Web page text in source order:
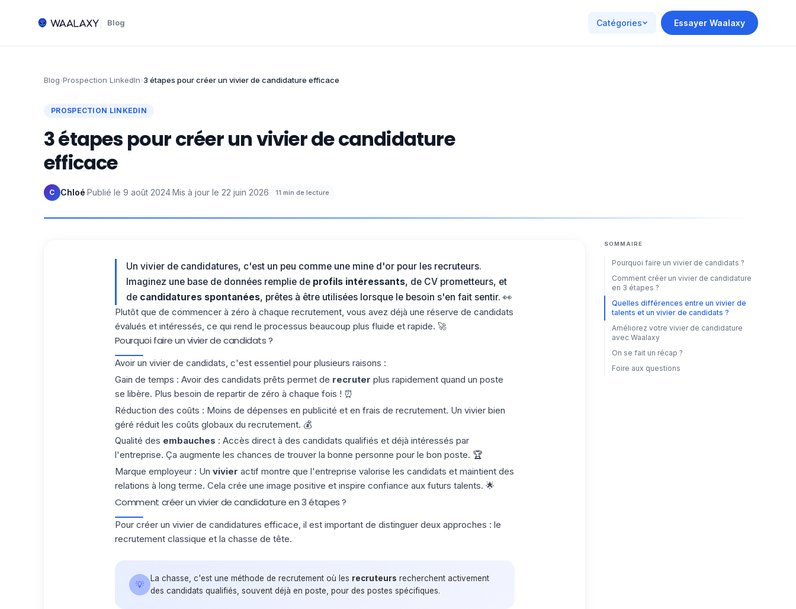
Blog Catégories Essayer Waalaxy
Blog›Prospection LinkedIn›3 étapes pour créer un vivier de candidature efficace
PROSPECTION LINKEDIN
3 étapes pour créer un vivier de candidature
efficace
C Chloé·Publié le 9 août 2024·Mis à jour le 22 juin 2026· 11 min de lecture
Un vivier de candidatures, c'est un peu comme une mine d'or pour les recruteurs.
Imaginez une base de données remplie de profils intéressants, de CV prometteurs, et
de candidatures spontanées, prêtes à être utilisées lorsque le besoin s'en fait sentir. 👀
Plutôt que de commencer à zéro à chaque recrutement, vous avez déjà une réserve de candidats
évalués et intéressés, ce qui rend le processus beaucoup plus fluide et rapide. 🚀
Pourquoi faire un vivier de candidats ?
Avoir un vivier de candidats, c'est essentiel pour plusieurs raisons :
Gain de temps : Avoir des candidats prêts permet de recruter plus rapidement quand un poste
se libère. Plus besoin de repartir de zéro à chaque fois ! ⏰
Réduction des coûts : Moins de dépenses en publicité et en frais de recrutement. Un vivier bien
géré réduit les coûts globaux du recrutement. 💰
Qualité des embauches : Accès direct à des candidats qualifiés et déjà intéressés par
l'entreprise. Ça augmente les chances de trouver la bonne personne pour le bon poste. 🏆
Marque employeur: Un vivier actif montre que l'entreprise valorise les candidats et maintient des
relations à long terme. Cela crée une image positive et inspire confiance aux futurs talents. 🌟
Comment créer un vivier de candidature en 3 étapes ?
Pour créer un vivier de candidatures efficace, il est important de distinguer deux approches : le
recrutement classique et la chasse de tête.
💡
La chasse, c'est une méthode de recrutement où les recruteurs recherchent activement
des candidats qualifiés, souvent déjà en poste, pour des postes spécifiques.
SOMMAIRE
Pourquoi faire un vivier de candidats ?
Comment créer un vivier de candidature
en 3 étapes ?
Quelles différences entre un vivier de
talents et un vivier de candidats ?
Améliorez votre vivier de candidature
avec Waalaxy
On se fait un récap ?
Foire aux questions